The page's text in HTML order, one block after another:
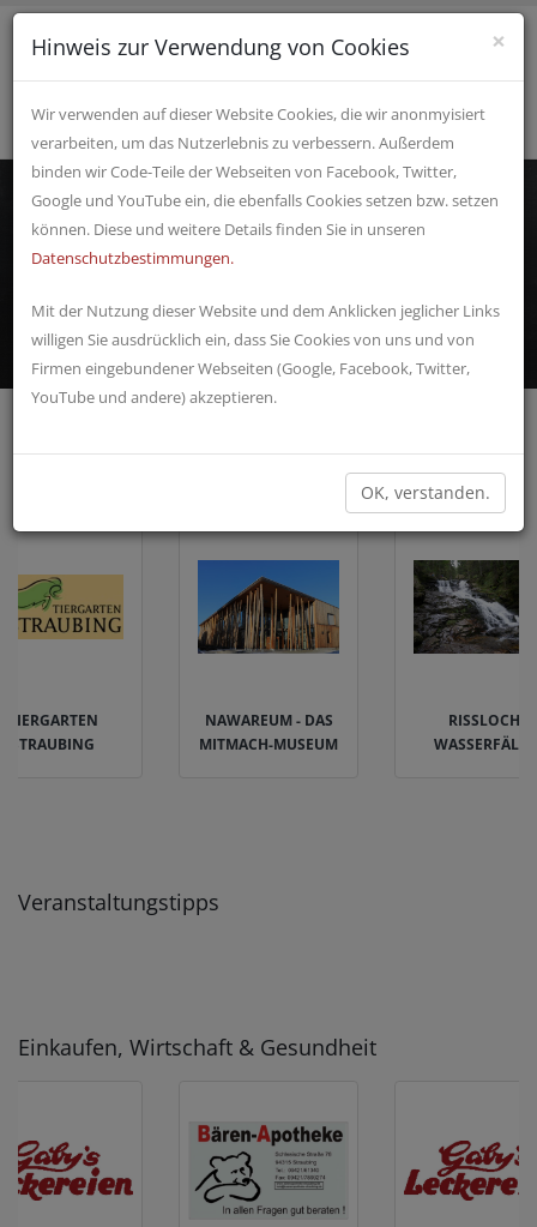
×
Hinweis zur Verwendung von Cookies
Wir verwenden auf dieser Website Cookies, die wir anonmyisiert
verarbeiten, um das Nutzerlebnis zu verbessern. Außerdem
binden wir Code-Teile der Webseiten von Facebook, Twitter,
Google und YouTube ein, die ebenfalls Cookies setzen bzw. setzen
können. Diese und weitere Details finden Sie in unseren
Datenschutzbestimmungen.
Mit der Nutzung dieser Website und dem Anklicken jeglicher Links
willigen Sie ausdrücklich ein, dass Sie Cookies von uns und von
Firmen eingebundener Webseiten (Google, Facebook, Twitter,
YouTube und andere) akzeptieren.
OK, verstanden.
ALS APP?
DAS
BESTE
VON HIER!
NEUES & TIPPS
TIERGARTEN
STRAUBING
NAWAREUM - DAS
MITMACH-MUSEUM
RISSLOCH W
ASSERFÄLLE
Veranstaltungstipps
Einkaufen, Wirtschaft & Gesundheit